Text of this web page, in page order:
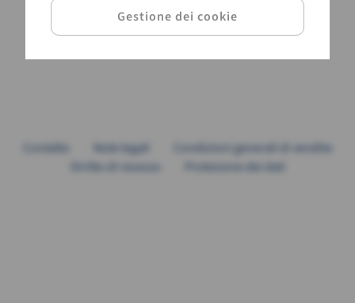
Contatto Note legali
Condizioni generali di vendita
Diritto di recesso
Protezione dei dati